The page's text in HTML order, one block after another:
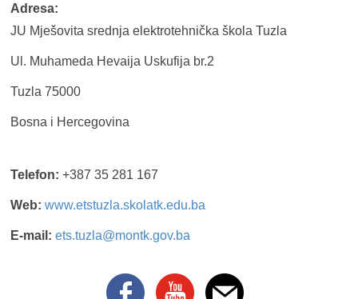
Adresa:
JU Mješovita srednja elektrotehnička škola Tuzla
Ul. Muhameda Hevaija Uskufija br.2
Tuzla 75000
Bosna i Hercegovina
Telefon: +387 35 281 167
Web: www.etstuzla.skolatk.edu.ba
E-mail: ets.tuzla@montk.gov.ba